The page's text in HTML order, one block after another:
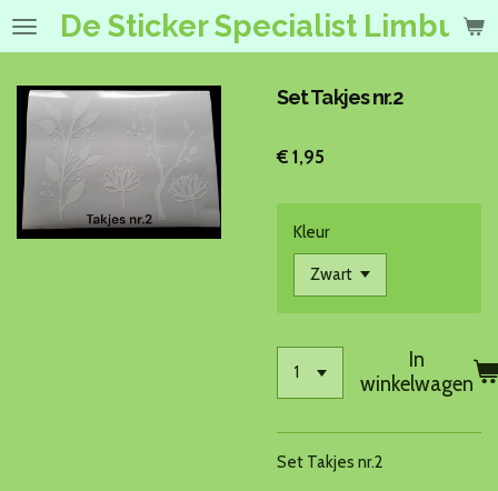
Ga
de
hoofdinhoud
De Sticker Specialist Limburg
Set Takjes nr.2
€ 1,95
Kleur
In
winkelwagen
Set Takjes nr.2